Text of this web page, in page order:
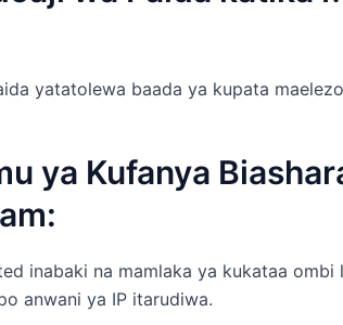
yatatolewa baada ya kupata
ya Kufanya
inabaki na mamlaka ya kukataa ombi
anwani ya IP itarudiwa.